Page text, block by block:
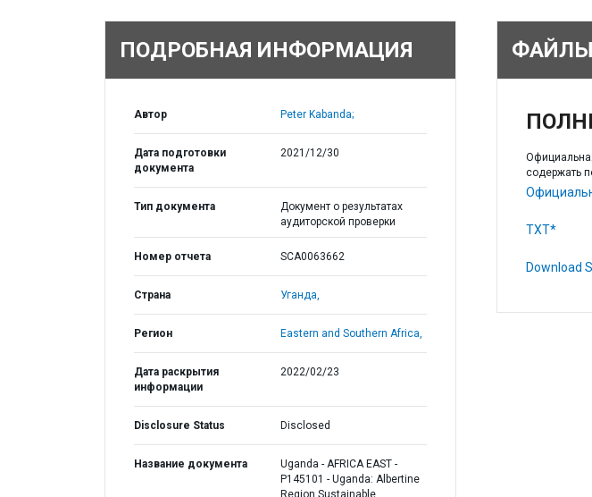
ПОДРОБНАЯ ИНФОРМАЦИЯ
Автор Peter Kabanda;
Дата подготовки
документа
2021/12/30
Тип документа
Документ о результатах
аудиторской проверки
Номер отчета SCA0063662
Страна Уганда,
Регион Eastern and Southern Africa,
Дата раскрытия
информации
2022/02/23
Disclosure Status Disclosed
Название документа
Uganda - AFRICA EAST -
P145101 - Uganda: Albertine
Region Sustainable
содержать
TXT*
Download